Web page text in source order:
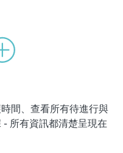
間、查看所有待進行與
所有資訊都清楚呈現在